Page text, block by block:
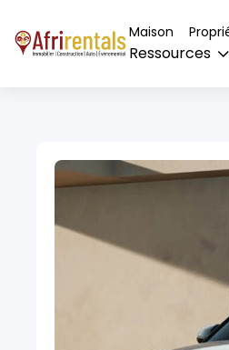
Maison
Ressources